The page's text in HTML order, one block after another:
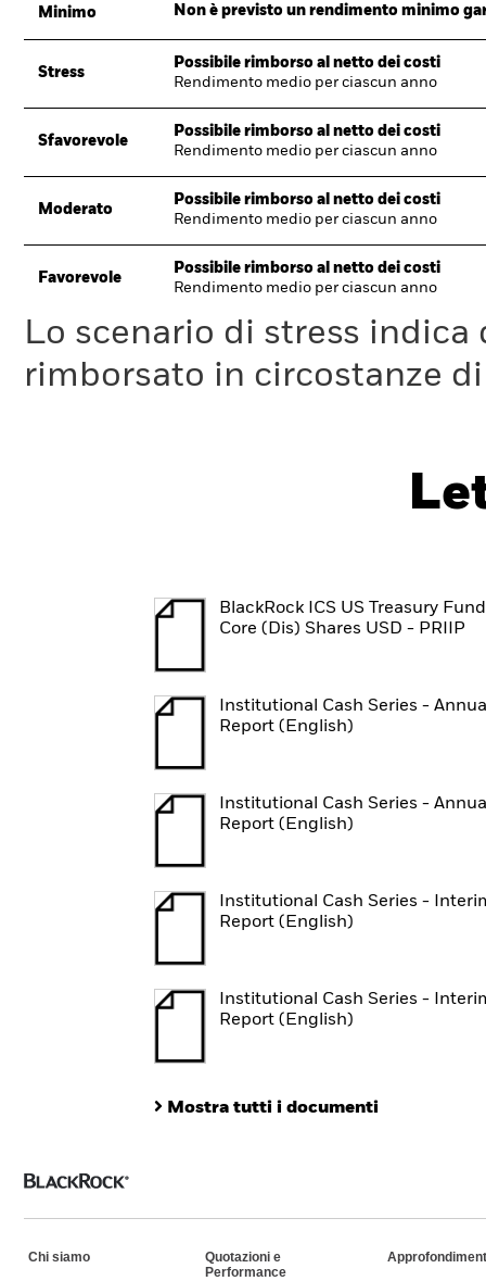
Minimo Non è previsto un rendimento minimo
Stress
Possibile rimborso al netto dei costi
Rendimento medio per ciascun anno
Sfavorevole
Possibile rimborso al netto dei costi
Rendimento medio per ciascun anno
Moderato
Possibile rimborso al netto dei costi
Rendimento medio per ciascun anno
Favorevole
Possibile rimborso al netto dei costi
Rendimento medio per ciascun anno
Lo scenario di stress
rimborsato in circostanze
BlackRock ICS US Treasury
Core (Dis) Shares USD - PRIIP
Institutional Cash Series -
Report (English)
Institutional Cash Series -
Report (English)
Institutional Cash Series -
Report (English)
Institutional Cash Series -
Report (English)
Mostra tutti i documenti
Chi siamo
Quotazioni e
Performance